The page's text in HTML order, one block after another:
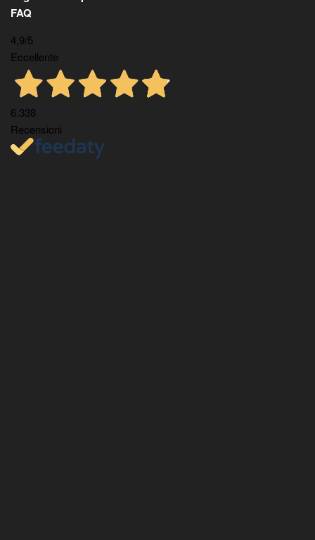
FAQ
4,9/5
Eccellente
6.338
Recensioni